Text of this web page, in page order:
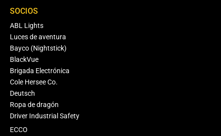
SOCIOS
ABL Lights
Luces de aventura
Bayco (Nightstick)
BlackVue
Brigada Electrónica
Cole Hersee Co.
Deutsch
Ropa de dragón
Driver Industrial Safety
ECCO